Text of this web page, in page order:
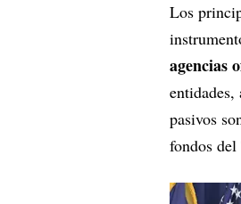
Los
agencias
entidades,
pasivos
fondos del